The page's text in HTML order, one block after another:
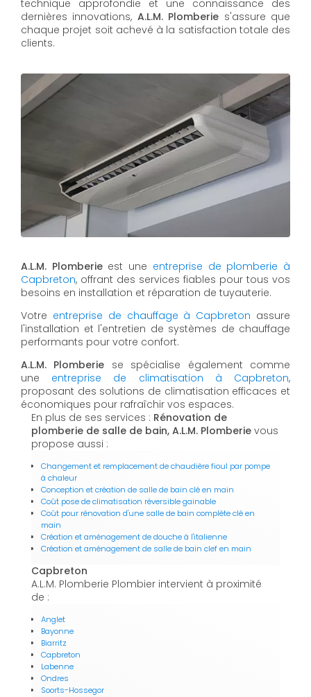
technique approfondie et une connaissance des
dernières innovations, A.L.M. Plomberie s'assure que
chaque projet soit achevé à la satisfaction totale des
clients.
A.L.M. Plomberieest une entreprise de plomberie à
Capbreton, offrant des services fiables pour tous vos
besoins en installation et réparation de tuyauterie.
Votre entreprise de chauffage à Capbreton assure
l'installation et l'entretien de systèmes de chauffage
performants pour votre confort.
A.L.M. Plomberie se spécialise également comme
une entreprise de climatisation à Capbreton,
proposant des solutions de climatisation efficaces et
économiques pour rafraîchir vos espaces.
En plus de ses services : Rénovation de
plomberie de salle de bain, A.L.M. Plomberie vous
propose aussi :
Changement et remplacement de chaudière fioul par pompe
à chaleur
Conception et création de salle de bain clé en main
Coût pose de climatisation réversible gainable
Coût pour rénovation d'une salle de bain complète clé en
main
Création et aménagement de douche à l'italienne
Création et aménagement de salle de bain clef en main
Capbreton
A.L.M. Plomberie Plombier intervient à proximité
de :
Anglet
Bayonne
Biarritz
Capbreton
Labenne
Ondres
Soorts-Hossegor